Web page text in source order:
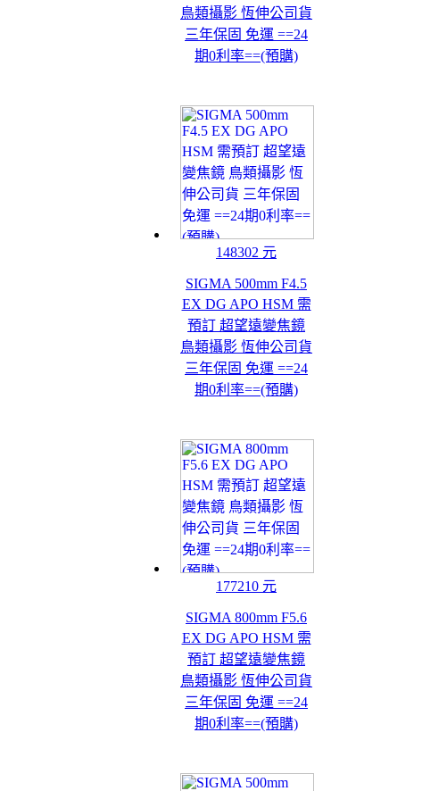
鳥類攝影 恆伸公司貨
三年保固 免運 ==24
期0利率==(預購)
148302 元
SIGMA 500mm F4.5
EX DG APO HSM 需
預訂 超望遠變焦鏡
鳥類攝影 恆伸公司貨
三年保固 免運 ==24
期0利率==(預購)
177210 元
SIGMA 800mm F5.6
EX DG APO HSM 需
預訂 超望遠變焦鏡
鳥類攝影 恆伸公司貨
三年保固 免運 ==24
期0利率==(預購)